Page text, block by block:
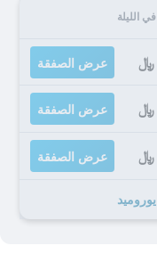
الليلة
عرض الصفقة
عرض الصفقة
عرض الصفقة